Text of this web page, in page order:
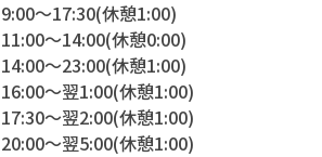
9:00〜17:30(休憩1:00)
11:00〜14:00(休憩0:00)
14:00〜23:00(休憩1:00)
16:00〜翌1:00(休憩1:00)
17:30〜翌2:00(休憩1:00)
20:00〜翌5:00(休憩1:00)